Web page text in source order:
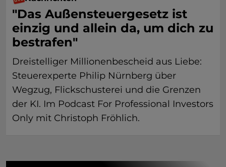
"Das Außensteuergesetz ist
einzig und allein da, um dich zu
bestrafen"
Dreistelliger Millionenbescheid aus Liebe:
Steuerexperte Philip Nürnberg über
Wegzug, Flickschusterei und die Grenzen
der KI. Im Podcast For Professional Investors
Only mit Christoph Fröhlich.